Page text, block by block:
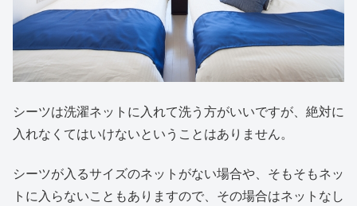
シーツは洗濯ネットに入れて洗う方がいいですが、絶対に
入れなくてはいけないということはありません。
シーツが入るサイズのネットがない場合や、そもそもネッ
トに入らないこともありますので、その場合はネットなし